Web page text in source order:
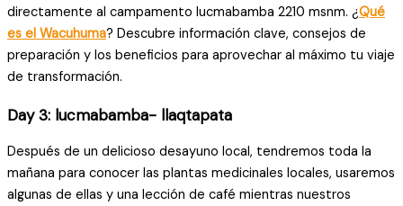
directamente al campamento lucmabamba 2210 msnm. ¿Qué
es el Wacuhuma? Descubre información clave, consejos de
preparación y los beneficios para aprovechar al máximo tu viaje
de transformación.
Day 3: lucmabamba- llaqtapata
Después de un delicioso desayuno local, tendremos toda la
mañana para conocer las plantas medicinales locales, usaremos
algunas de ellas y una lección de café mientras nuestros